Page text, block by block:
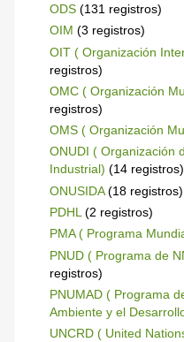
ODS(131 registros)
OIM (3 registros)
OIT ( Organización
registros)
OMC ( Organización
registros)
OMS ( Organización
ONUDI ( Organización
Industrial) (14 registros)
ONUSIDA(18 registros)
PDHL (2 registros)
PMA ( Programa
PNUD ( Programa de
registros)
PNUMAD ( Programa
Ambiente y el
UNCRD ( United